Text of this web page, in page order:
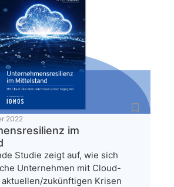
2022
im
Studie zeigt auf, wie sich
Unternehmen mit Cloud-
zukünftigen Krisen